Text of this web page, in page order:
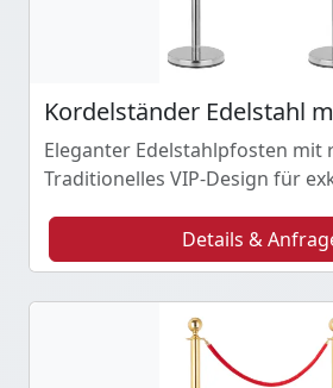
Kordelständer Edelstahl
Eleganter Edelstahlpfosten mit
Traditionelles VIP-Design für
Details &